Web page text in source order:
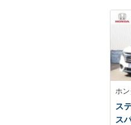
ホ
ス
ス